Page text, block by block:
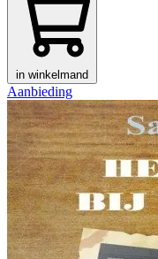
in winkelmand
Aanbieding